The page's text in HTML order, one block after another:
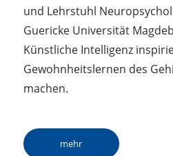
und Lehrstuhl
Guericke Universität
Künstliche Intelligenz
Gewohnheitslernen des
machen.
mehr